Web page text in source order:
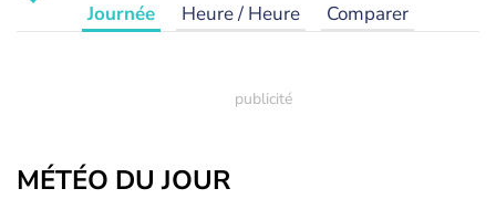
Journée Heure / Heure Comparer
MÉTÉO DU JOUR